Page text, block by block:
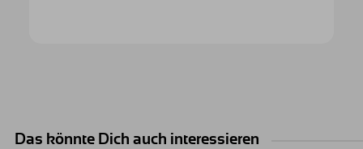
Das könnte Dich auch interessieren